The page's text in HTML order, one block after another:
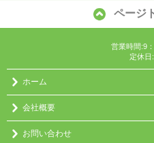
ページ
営業時間:9
定休日
ホーム
会社概要
お問い合わせ